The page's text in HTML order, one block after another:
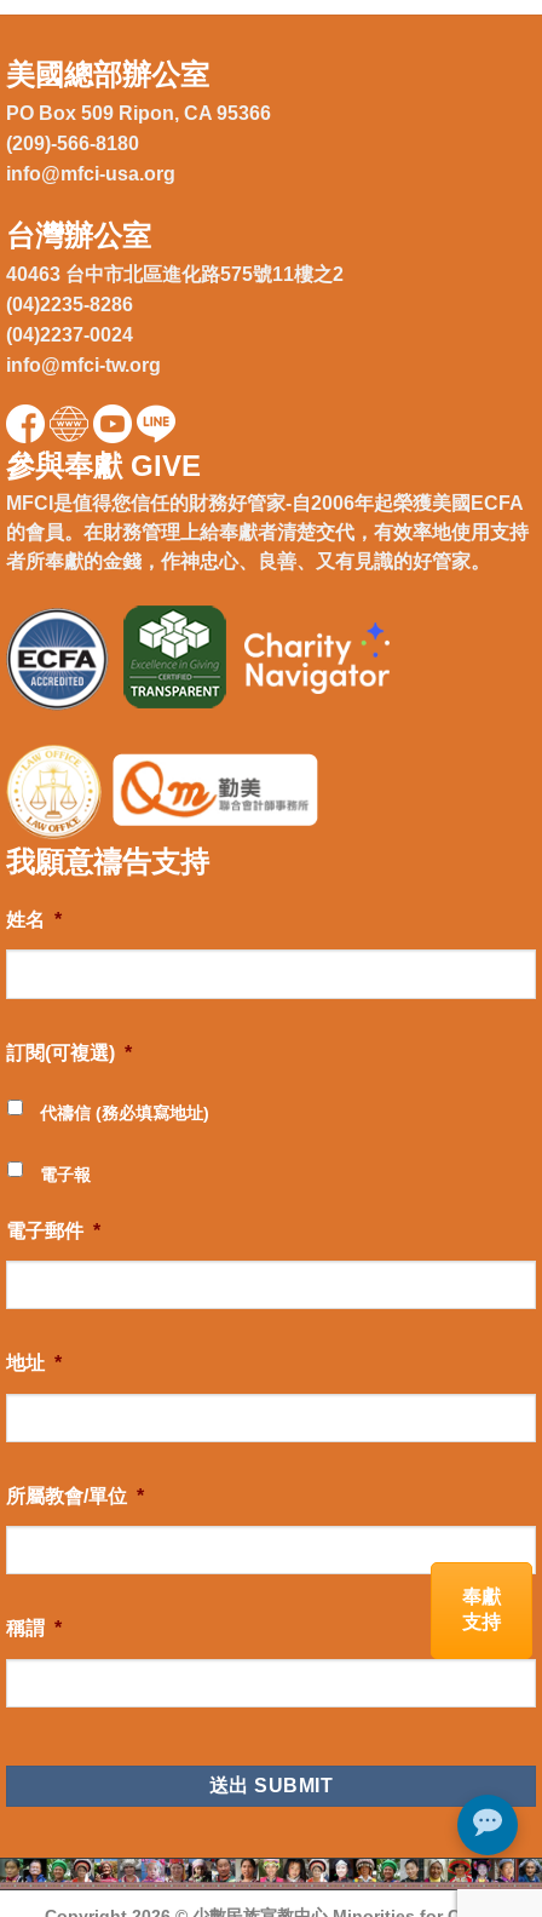
奉獻
支持
美國總部辦公室
PO Box 509 Ripon, CA 95366
(209)-566-8180
info@mfci-usa.org
台灣辦公室
40463 台中市北區進化路575號11樓之2
(04)2235-8286
(04)2237-0024
info@mfci-tw.org
參與奉獻 GIVE
MFCI是值得您信任的財務好管家-自2006年起榮獲美國ECFA
的會員。在財務管理上給奉獻者清楚交代，有效率地使用支持
者所奉獻的金錢，作神忠心、良善、又有見識的好管家。
我願意禱告支持
姓名 *
訂閱(可複選) *
代禱信 (務必填寫地址)
電子報
電子郵件 *
地址 *
所屬教會/單位 *
稱謂 *